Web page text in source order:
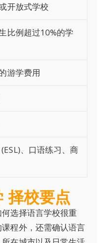
开放式学校
比例超过10%的学
游学费用
、口语练习、商
择校要点
选择语言学校很重
程外，还需确认语言